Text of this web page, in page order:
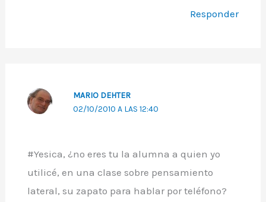
Responder
MARIO DEHTER
02/10/2010 A LAS 12:40
#Yesica, ¿no eres tu la alumna a quien yo
utilicé, en una clase sobre pensamiento
lateral, su zapato para hablar por teléfono?